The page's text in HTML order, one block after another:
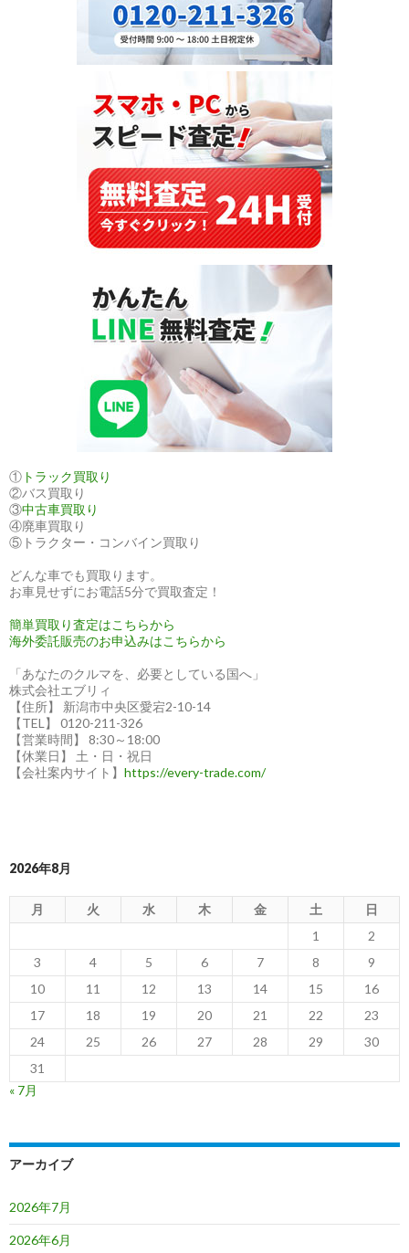
を
イ
へ
輸
出
し
ま
し
た
① トラック買取り
②バス買取り
③中古車買取り
④廃車買取り
⑤トラクター・コンバイン買取り
どんな車でも買取ります。
お車見せずにお電話5分で買取査定！
簡単買取り査定はこちらから
海外委託販売のお申込みはこちらから
「あなたのクルマを、必要としている国へ」
株式会社エブリィ
【住所】 新潟市中央区愛宕2-10-14
【TEL】 0120-211-326
【営業時間】 8:30～18:00
【休業日】 土・日・祝日
【会社案内サイト】 https://every-trade.com/
2026年8月
月 火 水 木 金 土
日
1
2
3
4 5 6 7 8
9
10
11 12 13 14 15
16
17
18 19 20 21 22
23
24
25 26 27 28 29
30
31
« 7月
アーカイブ
2026年7月
2026年6月